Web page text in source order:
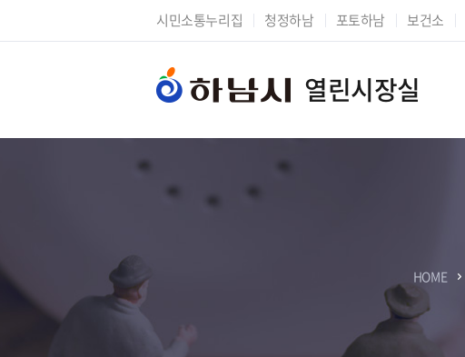
시민소통누리집 청정하남 포토하남 보건소
열린시장실
시장에게 바란다
HOME